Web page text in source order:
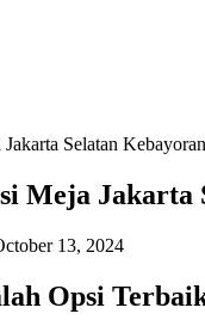
Selatan
Meja Jakarta
13, 2024
Opsi